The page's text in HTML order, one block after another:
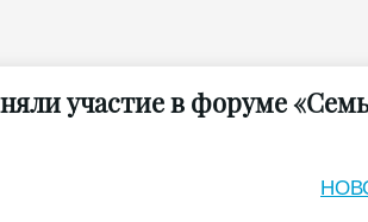
участие в форуме